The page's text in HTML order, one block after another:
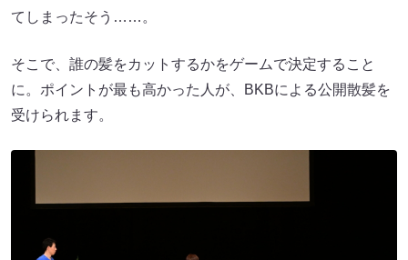
てしまったそう……。
そこで、誰の髪をカットするかをゲームで決定すること
に。ポイントが最も高かった人が、BKBによる公開散髪を
受けられます。